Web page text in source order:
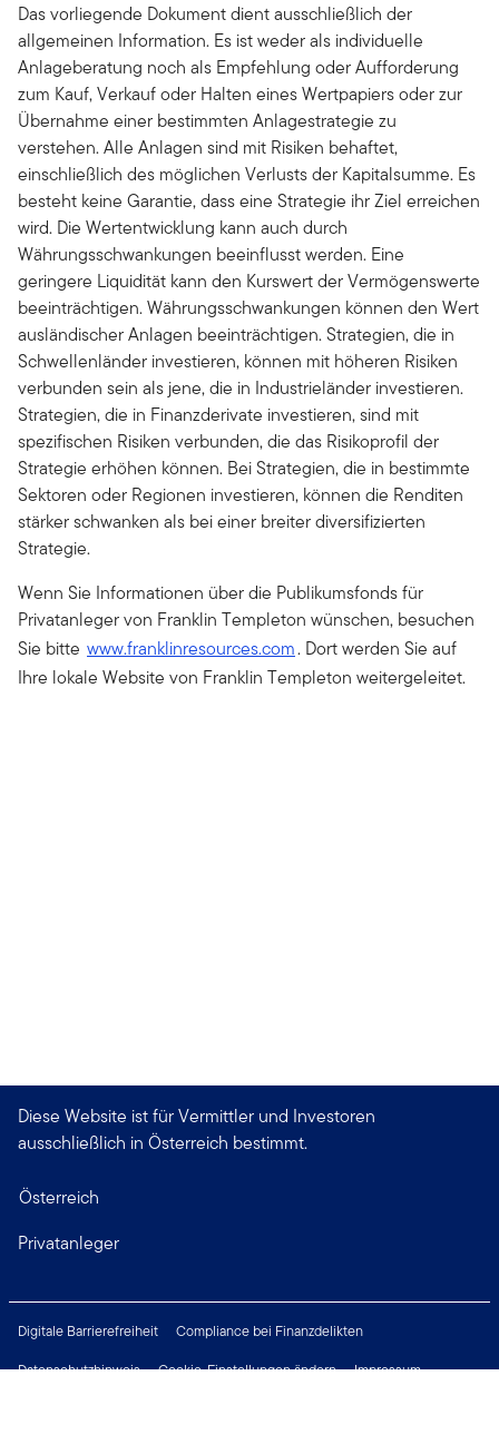
Das vorliegende Dokument dient ausschließlich der
allgemeinen Information. Es ist weder als individuelle
Anlageberatung noch als Empfehlung oder Aufforderung
zum Kauf, Verkauf oder Halten eines Wertpapiers oder zur
Übernahme einer bestimmten Anlagestrategie zu
verstehen. Alle Anlagen sind mit Risiken behaftet,
einschließlich des möglichen Verlusts der Kapitalsumme. Es
besteht keine Garantie, dass eine Strategie ihr Ziel erreichen
wird. Die Wertentwicklung kann auch durch
Währungsschwankungen beeinflusst werden. Eine
geringere Liquidität kann den Kurswert der Vermögenswerte
beeinträchtigen. Währungsschwankungen können den Wert
ausländischer Anlagen beeinträchtigen. Strategien, die in
Schwellenländer investieren, können mit höheren Risiken
verbunden sein als jene, die in Industrieländer investieren.
Strategien, die in Finanzderivate investieren, sind mit
spezifischen Risiken verbunden, die das Risikoprofil der
Strategie erhöhen können. Bei Strategien, die in bestimmte
Sektoren oder Regionen investieren, können die Renditen
stärker schwanken als bei einer breiter diversifizierten
Strategie.
Wenn Sie Informationen über die Publikumsfonds für
Privatanleger von Franklin Templeton wünschen, besuchen
Sie bitte www.franklinresources.com. Dort werden Sie auf
Ihre lokale Website von Franklin Templeton weitergeleitet.
Diese Website ist für Vermittler und Investoren
ausschließlich in Österreich bestimmt.
Österreich
Privatanleger
Digitale Barrierefreiheit
Compliance bei Finanzdelikten
Datenschutzhinweis
Cookie-Einstellungen ändern
Impressum